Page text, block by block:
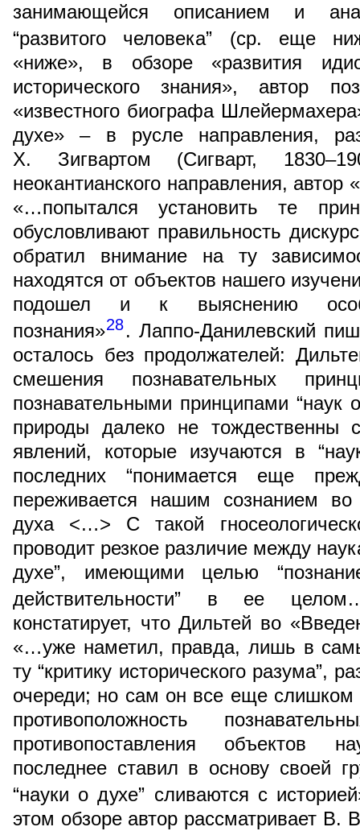
занимающейся описанием и
“развитого человека” (ср. еще
«ниже», в обзоре «развития
исторического знания», автор
«известного биографа
духе» – в русле направления,
Х. Зигвартом (Сигварт,
неокантианского направления, автор
«…попытался установить те
обусловливают правильность
обратил внимание на ту
находятся от объектов нашего
подошел и к выяснению
познания»28. Лаппо-Данилевский
осталось без продолжателей:
смешения познавательных
познавательными принципами “наук
природы далеко не тождественны
явлений, которые изучаются в
последних “понимается еще
переживается нашим сознанием во
духа <…> С такой
проводит резкое различие между
духе”, имеющими целью “познание
действительности” в ее
констатирует, что Дильтей во
«…уже наметил, правда, лишь в
ту “критику исторического разума”,
очереди; но сам он все еще слишком
противоположность
противопоставления объектов
последнее ставил в основу своей
“науки о духе” сливаются с
этом обзоре автор рассматривает В.